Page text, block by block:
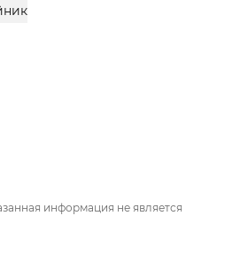
информация не является